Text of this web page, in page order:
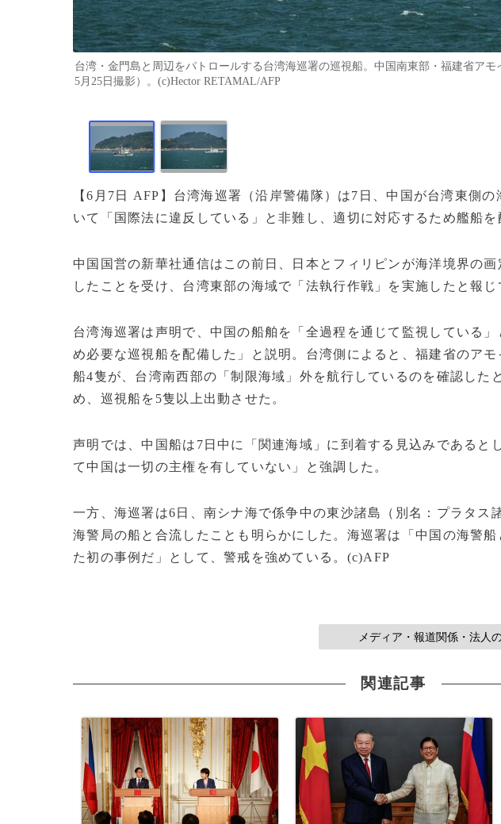
台湾・金門島と周辺をパトロールする台湾海巡署の巡視船。中国南東部・福建省アモ
5月25日撮影）。(c)Hector RETAMAL/AFP
【6月7日 AFP】台湾海巡署（沿岸警備隊）は7日、中国が台湾東側
いて「国際法に違反している」と非難し、適切に対応するため艦船を
中国国営の新華社通信はこの前日、日本とフィリピンが海洋境界の
したことを受け、台湾東部の海域で「法執行作戦」を実施したと報じ
台湾海巡署は声明で、中国の船舶を「全過程を通じて監視している
め必要な巡視船を配備した」と説明。台湾側によると、福建省のア
船4隻が、台湾南西部の「制限海域」外を航行しているのを確認した
め、巡視船を5隻以上出動させた。
声明では、中国船は7日中に「関連海域」に到着する見込みであると
て中国は一切の主権を有していない」と強調した。
一方、海巡署は6日、南シナ海で係争中の東沙諸島（別名：プラタス
海警局の船と合流したことも明らかにした。海巡署は「中国の海警
た初の事例だ」として、警戒を強めている。(c)AFP
メディア・報道関係・法人
関連記事